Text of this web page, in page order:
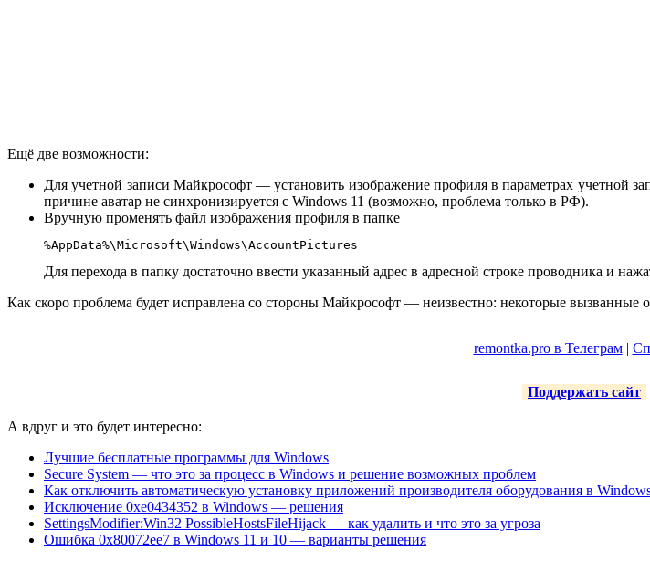
Ещё две возможности:
Для учетной записи Майкрософт — установить изображение профиля в параметрах учетной
причине аватар не синхронизируется с Windows 11 (возможно, проблема только в РФ).
Вручную променять файл изображения профиля в папке
%AppData%\Microsoft\Windows\AccountPictures
Для перехода в папку достаточно ввести указанный адрес в адресной строке проводника и
Как скоро проблема будет исправлена со стороны Майкрософт — неизвестно: некоторые
remontka.pro в Телеграм|
Поддержать сайт
А вдруг и это будет интересно:
Лучшие бесплатные программы для Windows
Secure System — что это за процесс в Windows и решение возможных проблем
Как отключить автоматическую установку приложений производителя оборудования в
Исключение 0xe0434352 в Windows — решения
SettingsModifier:Win32 PossibleHostsFileHijack — как удалить и что это за угроза
Ошибка 0x80072ee7 в Windows 11 и 10 — варианты решения